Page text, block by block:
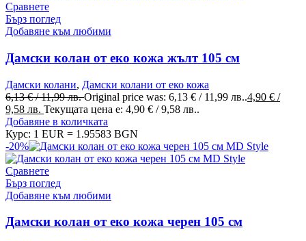
Сравнете
Бърз поглед
Добавяне към любими
Дамски колан от еко кожа жълт 105 см
Дамски колани, Дамски колани от еко кожа
6,13€/ 11,99 лв.Original price was: 6,13 € / 11,99 лв..4,90 € /
9,58 лв. Текущата цена е: 4,90 € / 9,58 лв..
Добавяне в количката
Курс: 1 EUR = 1.95583 BGN
-20%
Сравнете
Бърз поглед
Добавяне към любими
Дамски колан от еко кожа черен 105 см